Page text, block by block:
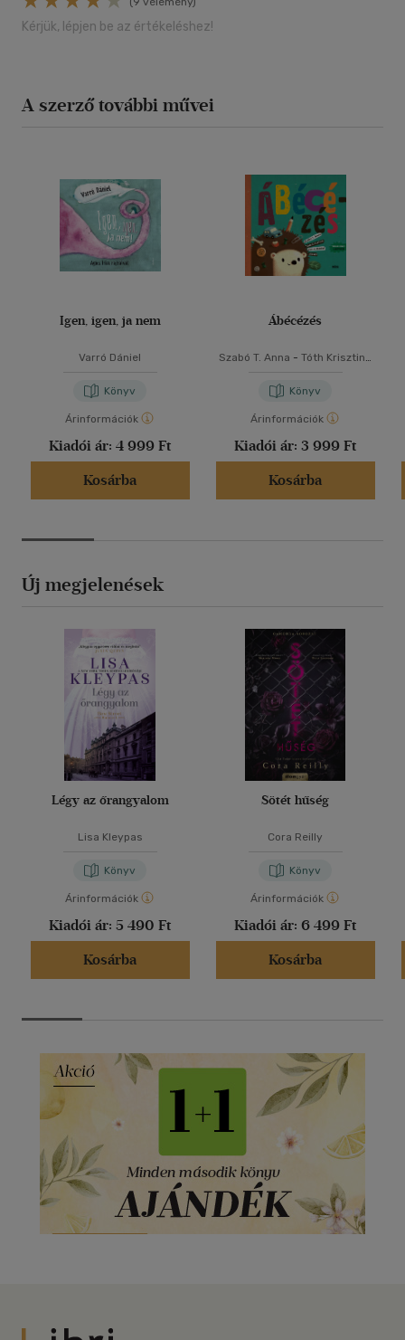
Kérjük, lépjen be az értékeléshez!
A szerző további művei
Igen, igen, ja nem
Varró Dániel
Könyv
Árinformációk
Kiadói ár: 4 999 Ft
Kosárba
Ábécézés
Szabó T. Anna - Tóth Krisztina
Könyv
Árinformációk
Kiadói ár: 3 999 Ft
Kosárba
Új megjelenések
Légy az őrangyalom
Lisa Kleypas
Könyv
Árinformációk
Kiadói ár: 5 490 Ft
Kosárba
Sötét hűség
Cora Reilly
Könyv
Árinformációk
Kiadói ár: 6 499 Ft
Kosárba